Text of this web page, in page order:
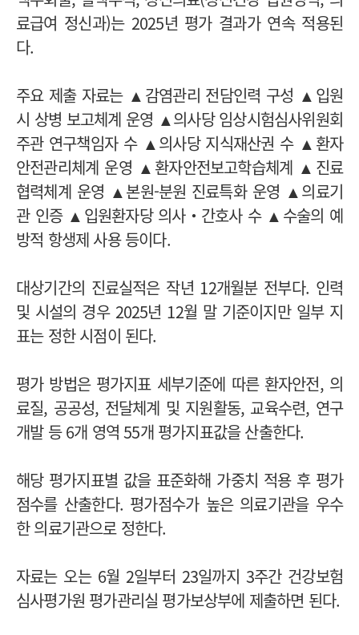
료급여 정신과)는 2025년 평가 결과가 연속 적용된
다.
주요 제출 자료는 ▲감염관리 전담인력 구성 ▲입원
시 상병 보고체계 운영 ▲의사당 임상시험심사위원회
주관 연구책임자 수 ▲의사당 지식재산권 수 ▲환자
안전관리체계 운영 ▲환자안전보고학습체계 ▲진료
협력체계 운영 ▲본원-분원 진료특화 운영 ▲의료기
관 인증 ▲입원환자당 의사‧간호사 수 ▲수술의 예
방적 항생제 사용 등이다.
대상기간의 진료실적은 작년 12개월분 전부다. 인력
및 시설의 경우 2025년 12월 말 기준이지만 일부 지
표는 정한 시점이 된다.
평가 방법은 평가지표 세부기준에 따른 환자안전, 의
료질, 공공성, 전달체계 및 지원활동, 교육수련, 연구
개발 등 6개 영역 55개 평가지표값을 산출한다.
해당 평가지표별 값을 표준화해 가중치 적용 후 평가
점수를 산출한다. 평가점수가 높은 의료기관을 우수
한 의료기관으로 정한다.
자료는 오는 6월 2일부터 23일까지 3주간 건강보험
심사평가원 평가관리실 평가보상부에 제출하면 된다.